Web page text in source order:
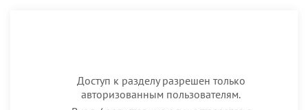
Доступ к разделу разрешен только
авторизованным пользователям.